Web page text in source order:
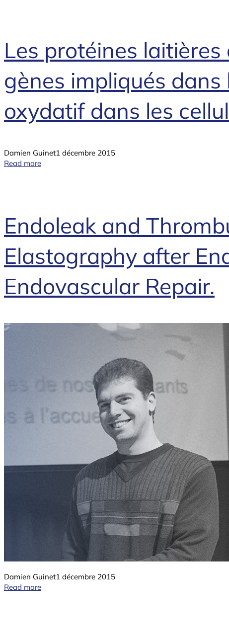
Les protéines
gènes impliqués
oxydatif dans les
Damien Guinet1 décembre 2015
Read more
Endoleak and
Elastography after
Endovascular Repair.
Damien Guinet1 décembre 2015
Read more